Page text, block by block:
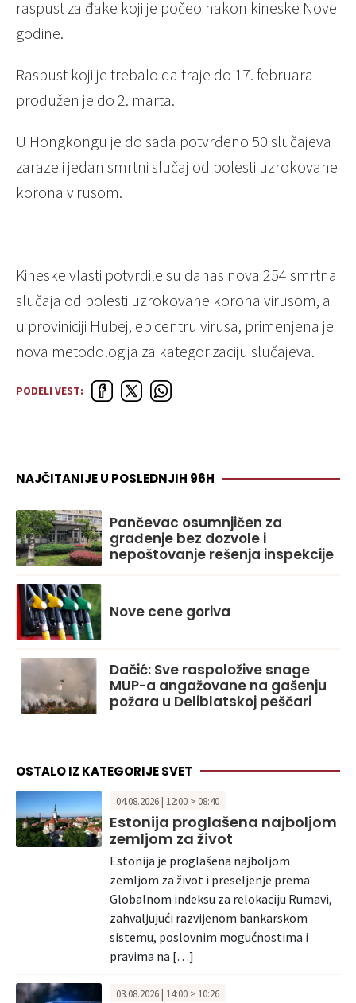
raspust za đake koji je počeo nakon kineske Nove
godine.
Raspust koji je trebalo da traje do 17. februara
produžen je do 2. marta.
U Hongkongu je do sada potvrđeno 50 slučajeva
zaraze i jedan smrtni slučaj od bolesti uzrokovane
korona virusom.
Kineske vlasti potvrdile su danas nova 254 smrtna
slučaja od bolesti uzrokovane korona virusom, a
u proviniciji Hubej, epicentru virusa, primenjena je
nova metodologija za kategorizaciju slučajeva.
PODELI VEST:
NAJČITANIJE U POSLEDNJIH 96H
Pančevac osumnjičen za
građenje bez dozvole i
nepoštovanje rešenja inspekcije
Nove cene goriva
Dačić: Sve raspoložive snage
MUP-a angažovane na gašenju
požara u Deliblatskoj peščari
OSTALO IZ KATEGORIJE SVET
04.08.2026 | 12:00 > 08:40
Estonija proglašena najboljom
zemljom za život
Estonija je proglašena najboljom
zemljom za život i preseljenje prema
Globalnom indeksu za relokaciju Rumavi,
zahvaljujući razvijenom bankarskom
sistemu, poslovnim mogućnostima i
pravima na […]
03.08.2026 | 14:00 > 10:26